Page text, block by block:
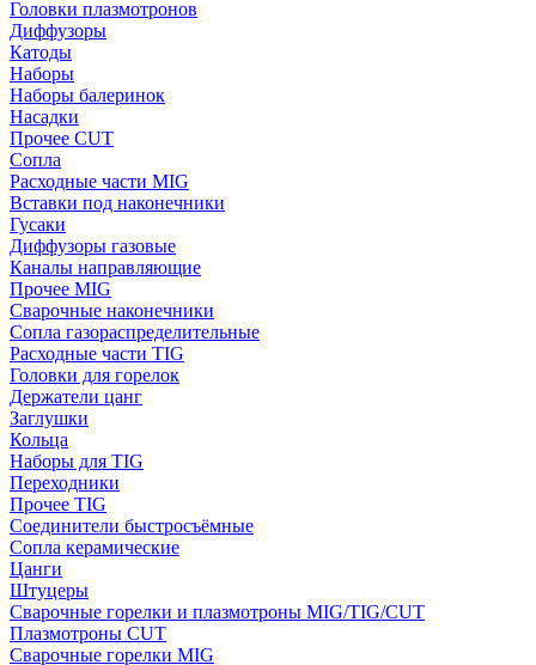
Головки плазмотронов
Диффузоры
Катоды
Наборы
Наборы балеринок
Насадки
Прочее CUT
Сопла
Расходные части MIG
Вставки под наконечники
Гусаки
Диффузоры газовые
Каналы направляющие
Прочее MIG
Сварочные наконечники
Сопла газораспределительные
Расходные части TIG
Головки для горелок
Держатели цанг
Заглушки
Кольца
Наборы для TIG
Переходники
Прочее TIG
Соединители быстросъёмные
Сопла керамические
Цанги
Штуцеры
Сварочные горелки и плазмотроны MIG/TIG/CUT
Плазмотроны CUT
Сварочные горелки MIG